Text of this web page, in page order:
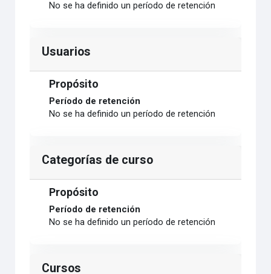
No se ha definido un período de retención
Usuarios
Propósito
Período de retención
No se ha definido un período de retención
Categorías de curso
Propósito
Período de retención
No se ha definido un período de retención
Cursos